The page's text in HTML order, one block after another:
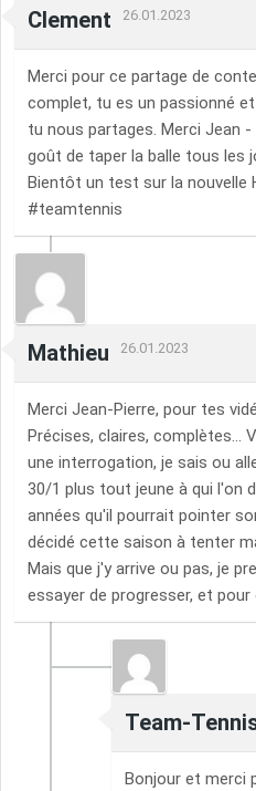
Clement 26.01.2023
Merci pour ce partage de
complet, tu es un passionné
tu nous partages. Merci Jean
goût de taper la balle tous les
Bientôt un test sur la nouvelle
#teamtennis
Mathieu 26.01.2023
Merci Jean-Pierre, pour tes
Précises, claires, complètes...
une interrogation, je sais ou
30/1 plus tout jeune à qui l'on
années qu'il pourrait pointer
décidé cette saison à tenter
Mais que j'y arrive ou pas, je
essayer de progresser, et
Team-
Bonjour et merci